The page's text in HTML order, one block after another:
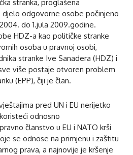
stranka, proglašena
odgovorne osobe počinjeno
do 1.jula 2009.godine.
HDZ-a kao političke stranke
osoba u pravnoj osobi,
stranke Ive Sanadera (HDZ) i
više postaje otvoren problem
(EPP), čiji je član.
pred UN i EU nerijetko
odnosno
članstvo u EU i NATO krši
se odnose na primjenu i zaštitu
prava, a najnovije je kršenje